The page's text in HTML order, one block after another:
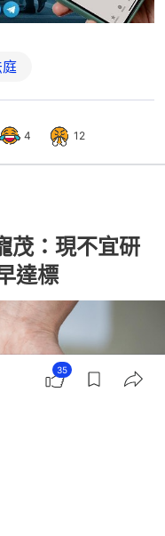
4 12
茂：現不宜研
達標
35